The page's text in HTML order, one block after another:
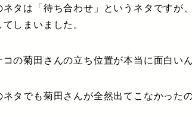
ネタは「待ち合わせ」というネタですが
てしまいました。
コの菊田さんの立ち位置が本当に面白い
ネタでも菊田さんが全然出てこなかった